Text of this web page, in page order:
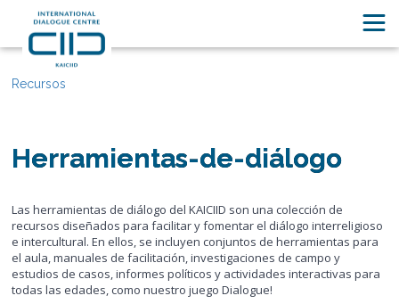
Recursos
Herramientas-de-diálogo
Las herramientas de diálogo del KAICIID son una colección de
recursos diseñados para facilitar y fomentar el diálogo interreligioso
e intercultural. En ellos, se incluyen conjuntos de herramientas para
el aula, manuales de facilitación, investigaciones de campo y
estudios de casos, informes políticos y actividades interactivas para
todas las edades, como nuestro juego Dialogue!